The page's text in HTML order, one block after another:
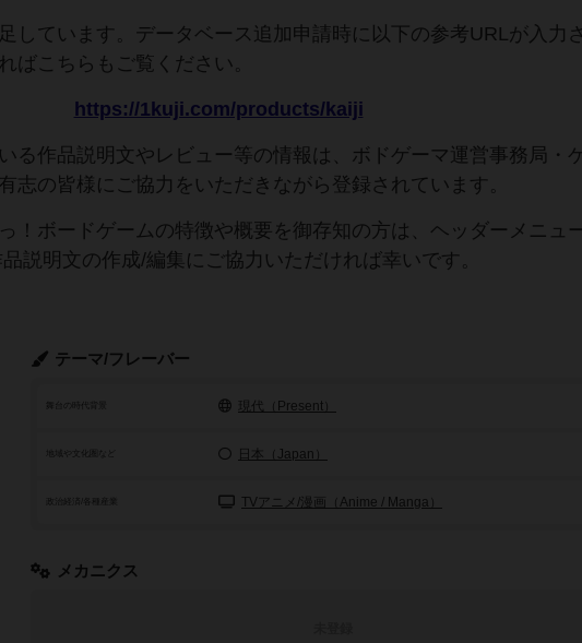
しています。データベース追加申請時に以下の参考URLが入力
ばこちらもご覧ください。
https://1kuji.com/products/kaiji
る作品説明文やレビュー等の情報は、ボドゲーマ運営事務局・
志の皆様にご協力をいただきながら登録されています。
！ボードゲームの特徴や概要を御存知の方は、ヘッダーメニュ
説明文の作成/編集にご協力いただければ幸いです。
テーマ/フレーバー
舞台の時代背景 現代（Present）
地域や文化圏など 日本（Japan）
政治経済/各種産業 TVアニメ/漫画（Anime / Manga）
メカニクス